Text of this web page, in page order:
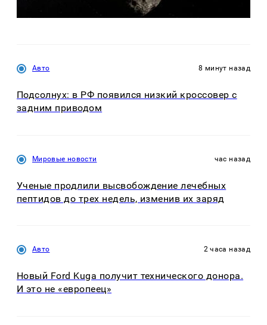
Авто 8 минут назад
Подсолнух: в РФ появился низкий кроссовер с
задним приводом
Мировые новости час назад
Ученые продлили высвобождение лечебных
пептидов до трех недель, изменив их заряд
Авто 2 часа назад
Новый Ford Kuga получит технического донора.
И это не «европеец»